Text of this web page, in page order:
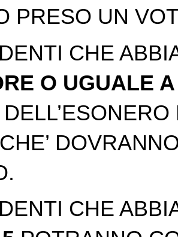
PRESO UN
CHE
O UGUALE
CHE